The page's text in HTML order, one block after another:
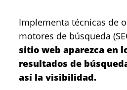
Implementa técnicas de
motores de búsqueda
sitio web aparezca en
resultados de
así la visibilidad.